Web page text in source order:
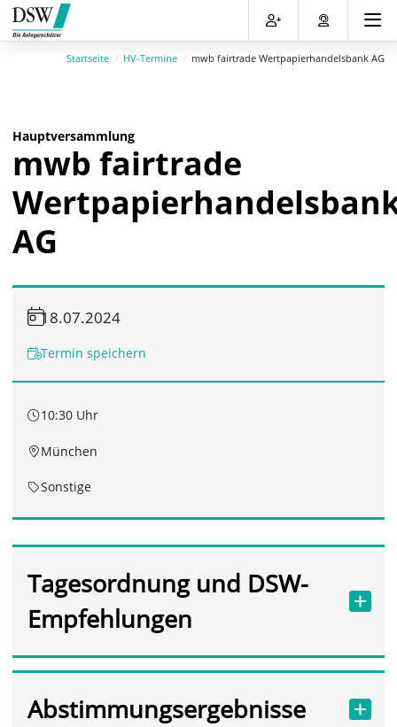
Direkt
zum
Inhalt
(Eingabetaste)
Direkt
zum
Hauptmenu
(Eingabetaste)
Direkt
zur
Suche
(Eingabetaste)
Direkt
zum
Footer
(Eingabetaste)Startseite HV-Termine mwb fairtrade Wertpapierhandelsbank AG
Hauptversammlung
mwb fairtrade
AG
18.07.2024
Termin speichern
10:30 Uhr
München
Sonstige
Tagesordnung und DSW-
Empfehlungen
Abstimmungsergebnisse